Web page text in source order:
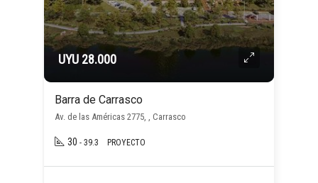
UYU 28.000
Barra de Carrasco
Av. de las Américas 2775, , Carrasco
30 - 39.3 PROYECTO